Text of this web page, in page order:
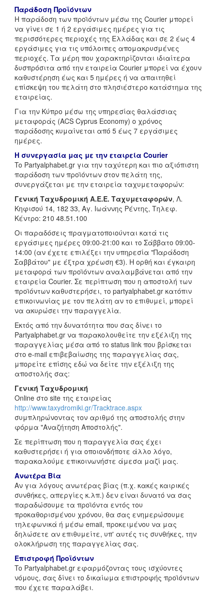
Παράδοση Προϊόντων
Η παράδοση των προϊόντων μέσω της Courier μπορεί
να γίνει σε 1 ή 2 εργάσιμες ημέρες για τις
περισσότερες περιοχές της Ελλάδας και σε 2 έως 4
εργάσιμες για τις υπόλοιπες απομακρυσμένες
περιοχές. Τα μέρη που χαρακτηρίζονται ιδιαίτερα
δυσπρόσιτα από την εταιρεία Courier μπορεί να έχουν
καθυστέρηση έως και 5 ημέρες ή να απαιτηθεί
επίσκεψη του πελάτη στο πλησιέστερο κατάστημα της
εταιρείας.
Για την Κύπρο μέσω της υπηρεσίας θαλάσσιας
μεταφοράς (ACS Cyprus Economy) ο χρόνος
παράδοσης κυμαίνεται από 5 έως 7 εργάσιμες
ημέρες.
Η συνεργασία μας με την εταιρεία Courier
To Partyalphabet.gr για την ταχύτερη και πιο αξιόπιστη
παράδοση των προϊόντων στον πελάτη της,
συνεργάζεται με την εταιρεία ταχυμεταφορών:
Γενική Ταχυδρομική Α.Ε.Ε. Ταχυμεταφορών, Λ.
Κηφισού 14, 182 33, Αγ. Ιωάννης Ρέντης, Τηλεφ.
Κέντρο: 210 48.51.100
Οι παραδόσεις πραγματοποιούνται κατά τις
εργάσιμες ημέρες 09:00-21:00 και το Σάββατο 09:00-
14:00 (αν έχετε επιλέξει την υπηρεσία "Παράδοση
Σαββάτου" με έξτρα χρέωση €3). Η ορθή και έγκαιρη
μεταφορά των προϊόντων αναλαμβάνεται από την
εταιρεία Courier. Σε περίπτωση που η αποστολή των
προϊόντων καθυστερήσει, το partyalphabet.gr κατόπιν
επικοινωνίας με τον πελάτη αν το επιθυμεί, μπορεί
να ακυρώσει την παραγγελία.
Εκτός από την δυνατότητα που σας δίνει το
Partyalphabet.gr να παρακολουθείτε την εξέλιξη της
παραγγελίας μέσα από το status link που βρίσκεται
στο e-mail επιβεβαίωσης της παραγγελίας σας,
μπορείτε επίσης εδώ να δείτε την εξέλιξη της
αποστολής σας:
Γενική Ταχυδρομική
Online στο site της εταιρείας
http://www.taxydromiki.gr/Tracktrace.aspx
συμπληρώνοντας τον αριθμό της αποστολής στην
φόρμα "Αναζήτηση Αποστολής".
Σε περίπτωση που η παραγγελία σας έχει
καθυστερήσει ή για οποιονδήποτε άλλο λόγο,
παρακαλούμε επικοινωνήστε άμεσα μαζί μας.
Ανωτέρα Βία
Αν για λόγους ανωτέρας βίας (π.χ. κακές καιρικές
συνθήκες, απεργίες κ.λπ.) δεν είναι δυνατό να σας
παραδώσουμε τα προϊόντα εντός του
προκαθορισμένου χρόνου, θα σας ενημερώσουμε
τηλεφωνικά ή μέσω email, προκειμένου να μας
δηλώσετε αν επιθυμείτε, υπ' αυτές τις συνθήκες, την
ολοκλήρωση της παραγγελίας σας.
Επιστροφή Προϊόντων
To Partyalphabet.gr εφαρμόζοντας τους ισχύοντες
νόμους, σας δίνει το δικαίωμα επιστροφής προϊόντων
που έχετε παραλάβει.